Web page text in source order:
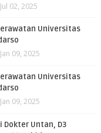
Jul 02, 2025
Universitas
Jan 09, 2025
Universitas
Jan 09, 2025
Dokter Untan, D3